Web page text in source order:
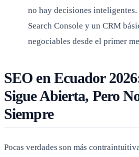
no hay decisiones
Search Console y un CRM
negociables desde el primer
SEO en Ecuador
Sigue Abierta, Pero
Siempre
Pocas verdades son más